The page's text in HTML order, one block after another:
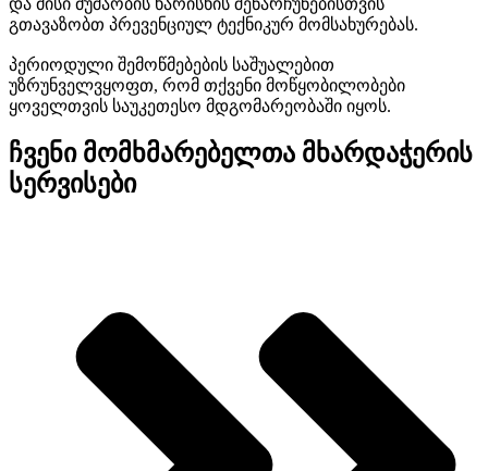
და მისი მუშაობის ხარისხის შენარჩუნებისთვის
გთავაზობთ პრევენციულ ტექნიკურ მომსახურებას.
პერიოდული შემოწმებების საშუალებით
უზრუნველვყოფთ, რომ თქვენი მოწყობილობები
ყოველთვის საუკეთესო მდგომარეობაში იყოს.
ჩვენი მომხმარებელთა მხარდაჭერის
სერვისები